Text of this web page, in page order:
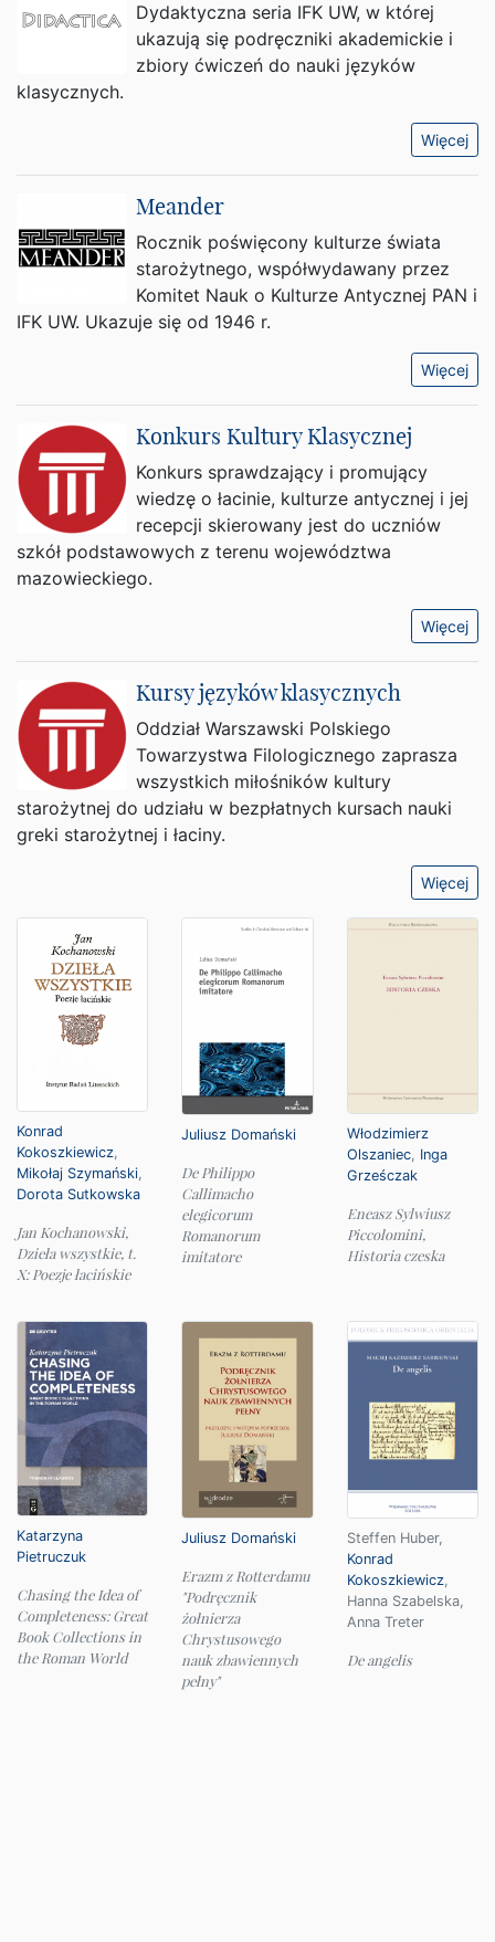
Konrad
Kokoszkiewicz,
Mikołaj Szymański,
Dorota Sutkowska
Jan Kochanowski,
Dzieła wszystkie, t.
X: Poezje łacińskie
Juliusz Domański
De Philippo
Callimacho
elegicorum
Romanorum
imitatore
Włodzimierz
Olszaniec, Inga
Grześczak
Eneasz Sylwiusz
Piccolomini,
Historia czeska
Katarzyna
Pietruczuk
Chasing the Idea of
Completeness: Great
Book Collections in
the Roman World
Juliusz Domański
Erazm z Rotterdamu
"Podręcznik
żołnierza
Chrystusowego
nauk zbawiennych
pełny"
Steffen Huber,
Konrad
Kokoszkiewicz,
Hanna Szabelska,
Anna Treter
De angelis
Dydaktyczna seria IFK UW, w której
ukazują się podręczniki akademickie i
zbiory ćwiczeń do nauki języków
klasycznych.
Więcej
Meander
Rocznik poświęcony kulturze świata
starożytnego, współwydawany przez
Komitet Nauk o Kulturze Antycznej PAN i
IFK UW. Ukazuje się od 1946 r.
Więcej
Konkurs Kultury Klasycznej
Konkurs sprawdzający i promujący
wiedzę o łacinie, kulturze antycznej i jej
recepcji skierowany jest do uczniów
szkół podstawowych z terenu województwa
mazowieckiego.
Więcej
Kursy języków klasycznych
Oddział Warszawski Polskiego
Towarzystwa Filologicznego zaprasza
wszystkich miłośników kultury
starożytnej do udziału w bezpłatnych kursach nauki
greki starożytnej i łaciny.
Więcej